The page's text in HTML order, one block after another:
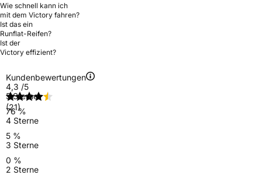
Wie schnell kann ich
mit dem Victory fahren?
Ist das ein
Runflat-Reifen?
Ist der
Victory effizient?
Kundenbewertungen
4,3 /5
(21)
5 Sterne
76 %
4 Sterne
5 %
3 Sterne
0 %
2 Sterne